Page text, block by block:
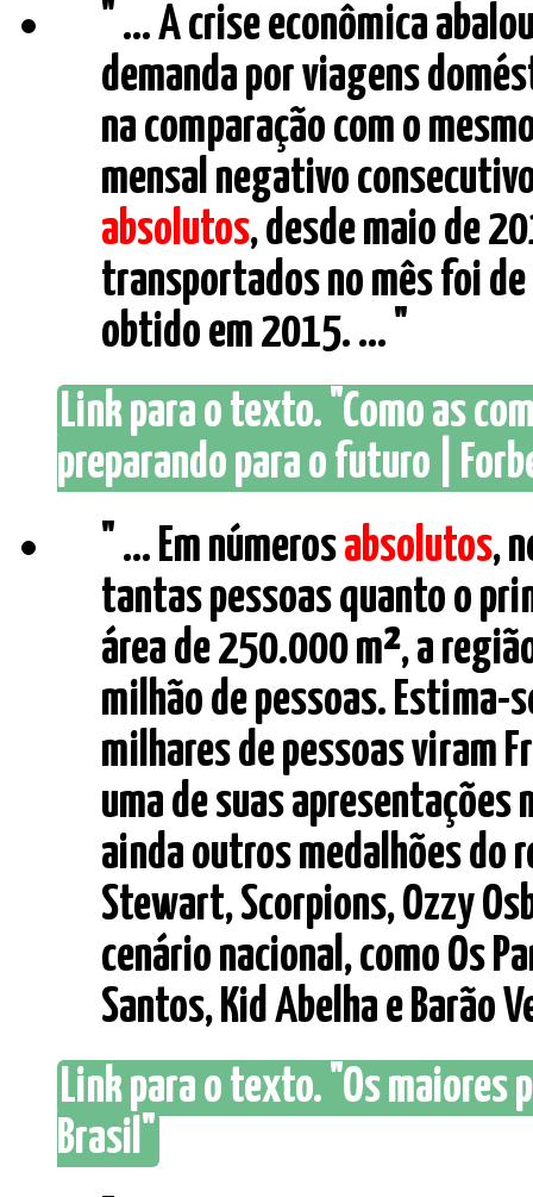
" ... A crise econômica
demanda por viagens
na comparação com o
mensal negativo
absolutos, desde maio de
transportados no mês foi
obtido em 2015. ... "
Link para o texto. "Como as
preparando para o futuro |
" ... Em númerosabsolutos,
tantas pessoas quanto o
área de 250.000 m², a
milhão de pessoas. Estima-
milhares de pessoas viram
uma de suas
ainda outros medalhões do
Stewart, Scorpions, Ozzy
cenário nacional, como Os
Santos, Kid Abelha e Barão
Link para o texto. "Os maiores
Brasil"